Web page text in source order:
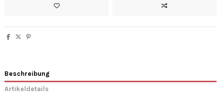
Beschreibung
Artikeldetails